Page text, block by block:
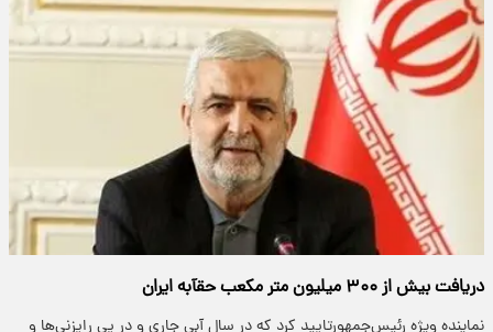
دریافت بیش از ۳۰۰ میلیون متر مکعب حقآبه ایران
نماینده ویژه رئیس‌جمهورتایید کرد که در سال آبی جاری و در پی رایزنی‌ها و